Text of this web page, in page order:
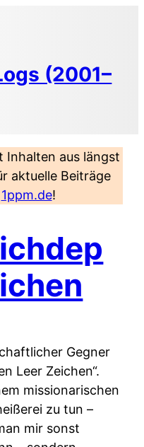
(2001–
Inhalten aus längst
aktuelle Beiträge
1ppm.de!
Gegner
Leer Zeichen“.
missionarischen
zu tun –
mir sonst